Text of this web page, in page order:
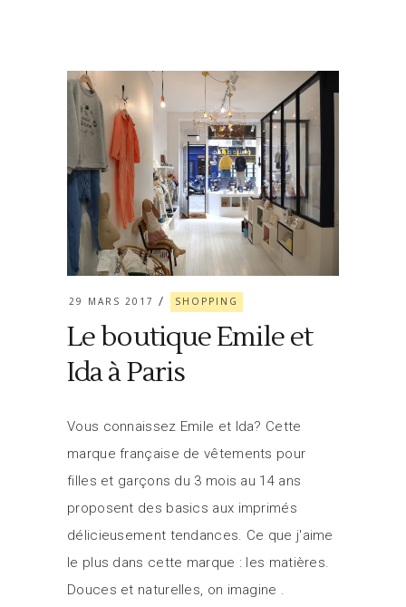
29 MARS 2017 SHOPPING
Le boutique Emile et
Ida à Paris
Vous connaissez Emile et Ida? Cette
marque française de vêtements pour
filles et garçons du 3 mois au 14 ans
proposent des basics aux imprimés
délicieusement tendances. Ce que j'aime
le plus dans cette marque : les matières.
Douces et naturelles, on imagine